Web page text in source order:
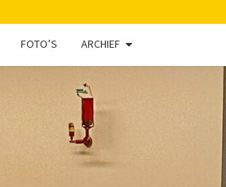
FOTO’S ARCHIEF